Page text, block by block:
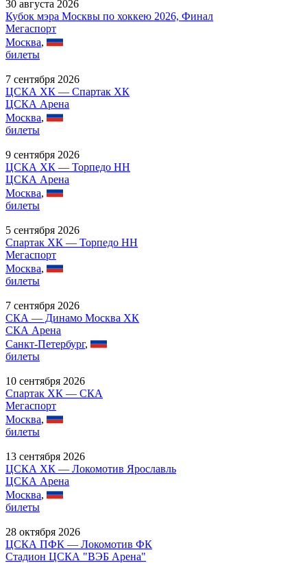
30 августа 2026
Кубок мэра Москвы по хоккею 2026, Финал
Мегаспорт
Москва,
билеты
7 сентября 2026
ЦСКА ХК — Спартак ХК
ЦСКА Арена
Москва,
билеты
9 сентября 2026
ЦСКА ХК — Торпедо НН
ЦСКА Арена
Москва,
билеты
5 сентября 2026
Спартак ХК — Торпедо НН
Мегаспорт
Москва,
билеты
7 сентября 2026
СКА — Динамо Москва ХК
СКА Арена
Санкт-Петербург,
билеты
10 сентября 2026
Спартак ХК — СКА
Мегаспорт
Москва,
билеты
13 сентября 2026
ЦСКА ХК — Локомотив Ярославль
ЦСКА Арена
Москва,
билеты
28 октября 2026
ЦСКА ПФК — Локомотив ФК
Стадион ЦСКА "ВЭБ Арена"